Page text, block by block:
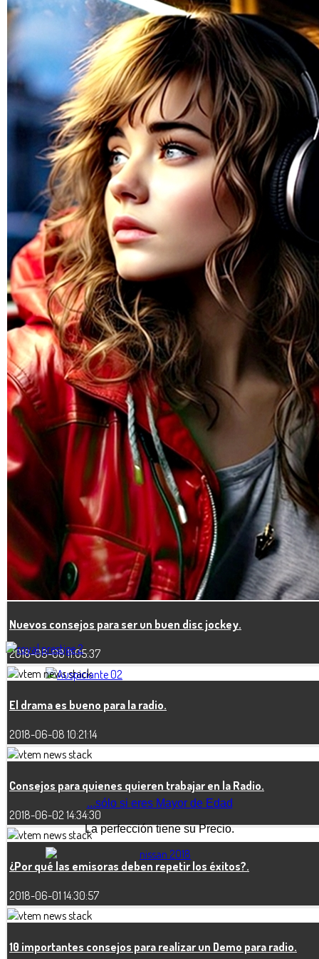
2018-06-27 11:56:20
10 consejos para una mejor programación musical.
2018-06-22 13:05:47
11 secretos que un disc-jockey de radio nunca te contará.
2018-06-22 13:05:43
¿La radio está muerta? Los inversionistas no creen eso.
2018-06-22 12:54:29
El mejor marketing para los programas de radio matutinos.
2018-06-21 11:14:46
Ley de ‘Radio Pirata’ da un paso más hacia su aprobación.
2018-06-15 11:03:42
La guerra entre el Streaming y la radio.
2018-06-15 10:57:05
¿A qué edad dejamos de descubrir música nueva?.
2018-06-09 09:59:18
Nuevos consejos para ser un buen disc jockey.
2018-06-08 11:05:37
El drama es bueno para la radio.
2018-06-08 10:21:14
Consejos para quienes quieren trabajar en la Radio.
2018-06-02 14:34:30
¿Por qué las emisoras deben repetir los éxitos?.
2018-06-01 14:30:57
10 importantes consejos para realizar un Demo para radio.
...sólo si eres Mayor de Edad
La perfección tiene su Precio.